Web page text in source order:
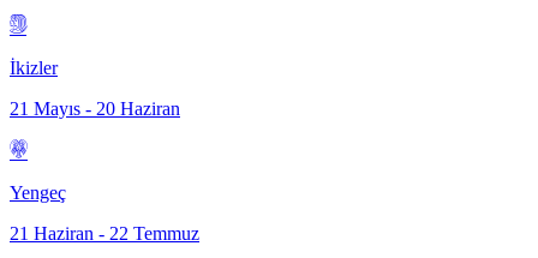
İkizler
21 Mayıs - 20 Haziran
Yengeç
21 Haziran - 22 Temmuz